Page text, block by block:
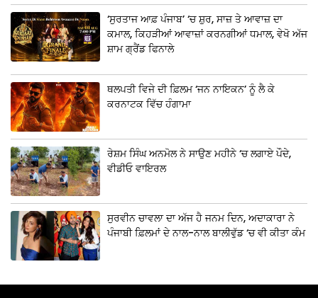
‘ਸੁਰਤਾਜ ਆਫ਼ ਪੰਜਾਬ’ ‘ਚ ਸ਼ੁਰ, ਸਾਜ਼ ਤੇ ਆਵਾਜ਼ ਦਾ
ਕਮਾਲ, ਕਿਹੜੀਆਂ ਆਵਾਜ਼ਾਂ ਕਰਨਗੀਆਂ ਧਮਾਲ, ਵੇਖੋ ਅੱਜ
ਸ਼ਾਮ ਗ੍ਰੈਂਡ ਫਿਨਾਲੇ
ਥਲਪਤੀ ਵਿਜੇ ਦੀ ਫ਼ਿਲਮ ‘ਜਨ ਨਾਇਕਨ’ ਨੂੰ ਲੈ ਕੇ
ਕਰਨਾਟਕ ਵਿੱਚ ਹੰਗਾਮਾ
ਰੇਸ਼ਮ ਸਿੰਘ ਅਨਮੋਲ ਨੇ ਸਾਉਣ ਮਹੀਨੇ ‘ਚ ਲਗਾਏ ਪੌਦੇ,
ਵੀਡੀਓ ਵਾਇਰਲ
ਸੁਰਵੀਨ ਚਾਵਲਾ ਦਾ ਅੱਜ ਹੈ ਜਨਮ ਦਿਨ, ਅਦਾਕਾਰਾ ਨੇ
ਪੰਜਾਬੀ ਫ਼ਿਲਮਾਂ ਦੇ ਨਾਲ-ਨਾਲ ਬਾਲੀਵੁੱਡ ‘ਚ ਵੀ ਕੀਤਾ ਕੰਮ